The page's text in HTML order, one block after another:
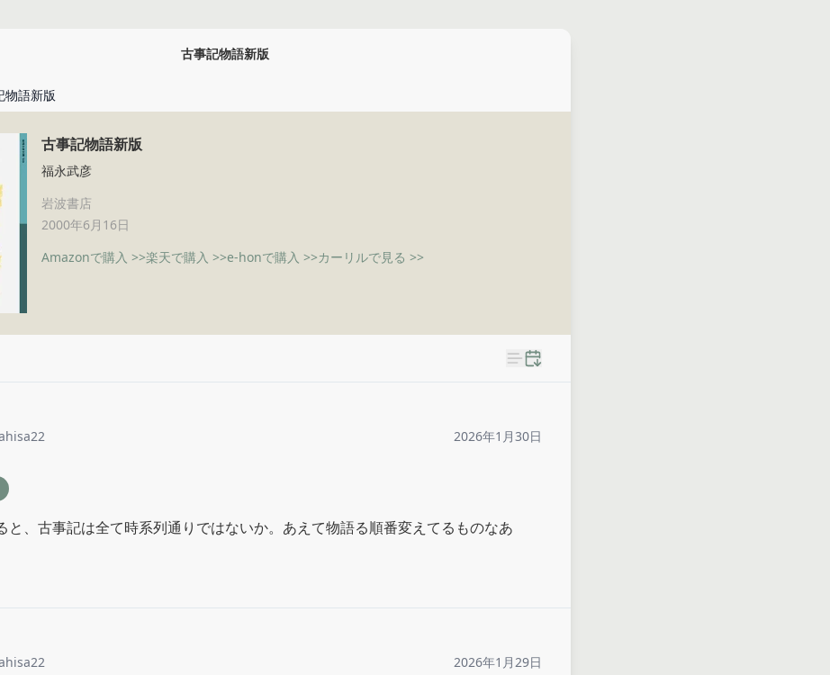
古事記物語新版
物語新版
古事記物語新版
福永武彦
岩波書店
2000年6月16日
Amazonで購入 >>楽天で購入 >>e-honで購入 >>カーリルで見る >>
2026年1月30日
と、古事記は全て時系列通りではないか。あえて物語る順番変えてるものなあ
2026年1月29日